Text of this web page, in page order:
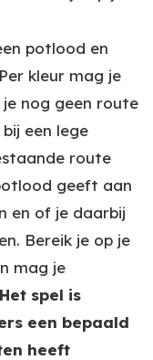
potlood en
kleur mag je
nog geen route
een lege
route
geeft aan
en of je daarbij
Bereik je op je
mag je
Het spel is
een bepaald
heeft